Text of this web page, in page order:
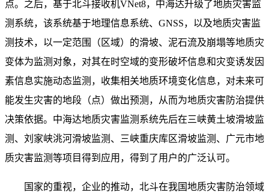
点。之后，基于北斗接收机VNet8，中海达升级了地质灾害监
测系统，该系统基于地理信息系统、GNSS，以及地质灾害监
测技术，以一定范围（区域）的滑坡、泥石流及崩塌等地质灾
变体为监测对象，对其在时空域的变形破坏信息和灾变诱发因
素信息实施动态监测，收集相关地质环境变化信息，对未来可
能发生灾害的地段（点）做出预测，从而为地质灾害防治提供
决策依据。中海达地质灾害监测系统先后在三峡黄土坡滑坡监
测、刘家峡洮河滑坡监测、三峡重庆库区滑坡监测、广元市地
质灾害监测等项目得到应用，得到了用户的广泛认可。
国家的重视，企业的推动，北斗在我国地质灾害防治领域